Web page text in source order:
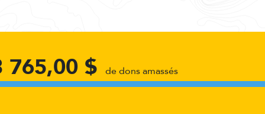
765,00 $ de dons amassés